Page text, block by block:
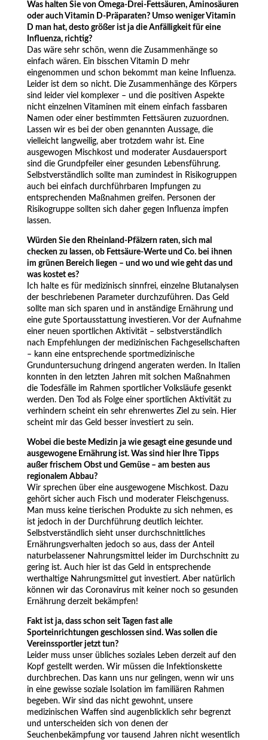
Was halten Sie von Omega-Drei-Fettsäuren, Aminosäuren
oder auch Vitamin D-Präparaten? Umso weniger Vitamin
D man hat, desto größer ist ja die Anfälligkeit für eine
Influenza, richtig?
Das wäre sehr schön, wenn die Zusammenhänge so
einfach wären. Ein bisschen Vitamin D mehr
eingenommen und schon bekommt man keine Influenza.
Leider ist dem so nicht. Die Zusammenhänge des Körpers
sind leider viel komplexer – und die positiven Aspekte
nicht einzelnen Vitaminen mit einem einfach fassbaren
Namen oder einer bestimmten Fettsäuren zuzuordnen.
Lassen wir es bei der oben genannten Aussage, die
vielleicht langweilig, aber trotzdem wahr ist. Eine
ausgewogen Mischkost und moderater Ausdauersport
sind die Grundpfeiler einer gesunden Lebensführung.
Selbstverständlich sollte man zumindest in Risikogruppen
auch bei einfach durchführbaren Impfungen zu
entsprechenden Maßnahmen greifen. Personen der
Risikogruppe sollten sich daher gegen Influenza impfen
lassen.
Würden Sie den Rheinland-Pfälzern raten, sich mal
checken zu lassen, ob Fettsäure-Werte und Co. bei ihnen
im grünen Bereich liegen – und wo und wie geht das und
was kostet es?
Ich halte es für medizinisch sinnfrei, einzelne Blutanalysen
der beschriebenen Parameter durchzuführen. Das Geld
sollte man sich sparen und in anständige Ernährung und
eine gute Sportausstattung investieren. Vor der Aufnahme
einer neuen sportlichen Aktivität – selbstverständlich
nach Empfehlungen der medizinischen Fachgesellschaften
– kann eine entsprechende sportmedizinische
Grunduntersuchung dringend angeraten werden. In Italien
konnten in den letzten Jahren mit solchen Maßnahmen
die Todesfälle im Rahmen sportlicher Volksläufe gesenkt
werden. Den Tod als Folge einer sportlichen Aktivität zu
verhindern scheint ein sehr ehrenwertes Ziel zu sein. Hier
scheint mir das Geld besser investiert zu sein.
Wobei die beste Medizin ja wie gesagt eine gesunde und
ausgewogene Ernährung ist. Was sind hier Ihre Tipps
außer frischem Obst und Gemüse – am besten aus
regionalem Abbau?
Wir sprechen über eine ausgewogene Mischkost. Dazu
gehört sicher auch Fisch und moderater Fleischgenuss.
Man muss keine tierischen Produkte zu sich nehmen, es
ist jedoch in der Durchführung deutlich leichter.
Selbstverständlich sieht unser durchschnittliches
Ernährungsverhalten jedoch so aus, dass der Anteil
naturbelassener Nahrungsmittel leider im Durchschnitt zu
gering ist. Auch hier ist das Geld in entsprechende
werthaltige Nahrungsmittel gut investiert. Aber natürlich
können wir das Coronavirus mit keiner noch so gesunden
Ernährung derzeit bekämpfen!
Fakt ist ja, dass schon seit Tagen fast alle
Sporteinrichtungen geschlossen sind. Was sollen die
Vereinssportler jetzt tun?
Leider muss unser übliches soziales Leben derzeit auf den
Kopf gestellt werden. Wir müssen die Infektionskette
durchbrechen. Das kann uns nur gelingen, wenn wir uns
in eine gewisse soziale Isolation im familiären Rahmen
begeben. Wir sind das nicht gewohnt, unsere
medizinischen Waffen sind augenblicklich sehr begrenzt
und unterscheiden sich von denen der
Seuchenbekämpfung vor tausend Jahren nicht wesentlich